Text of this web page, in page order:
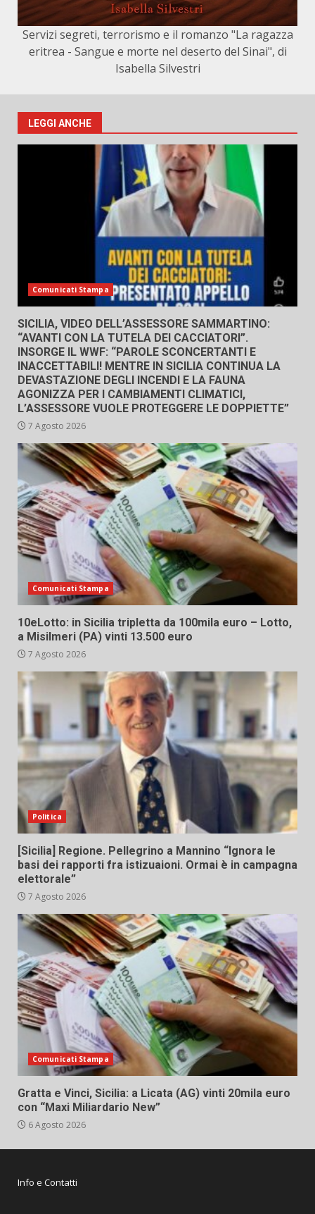
Servizi segreti, terrorismo e il romanzo "La ragazza
eritrea - Sangue e morte nel deserto del Sinai", di
Isabella Silvestri
LEGGI ANCHE
Comunicati Stampa
SICILIA, VIDEO DELL’ASSESSORE SAMMARTINO:
“AVANTI CON LA TUTELA DEI CACCIATORI”.
INSORGE IL WWF: “PAROLE SCONCERTANTI E
INACCETTABILI! MENTRE IN SICILIA CONTINUA LA
DEVASTAZIONE DEGLI INCENDI E LA FAUNA
AGONIZZA PER I CAMBIAMENTI CLIMATICI,
L’ASSESSORE VUOLE PROTEGGERE LE DOPPIETTE”
7 Agosto 2026
Comunicati Stampa
10eLotto: in Sicilia tripletta da 100mila euro – Lotto,
a Misilmeri (PA) vinti 13.500 euro
7 Agosto 2026
Politica
[Sicilia] Regione. Pellegrino a Mannino “Ignora le
basi dei rapporti fra istizuaioni. Ormai è in campagna
elettorale”
7 Agosto 2026
Comunicati Stampa
Gratta e Vinci, Sicilia: a Licata (AG) vinti 20mila euro
con “Maxi Miliardario New”
6 Agosto 2026
Info e Contatti